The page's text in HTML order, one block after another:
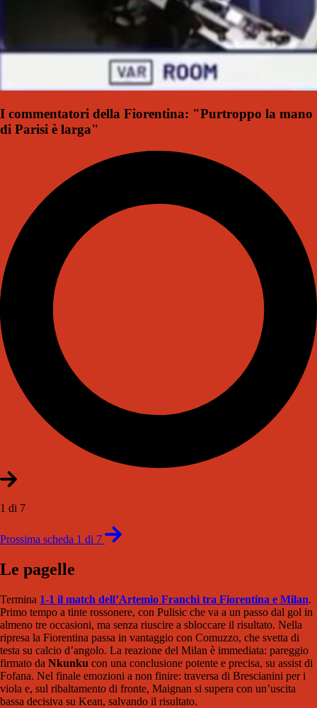
I commentatori della Fiorentina: "Purtroppo la mano
di Parisi è larga"
1 di 7
Prossima scheda 1 di 7
Le pagelle
Termina 1-1 il match dell’Artemio Franchi tra Fiorentina e Milan.
Primo tempo a tinte rossonere, con Pulisic che va a un passo dal gol in
almeno tre occasioni, ma senza riuscire a sbloccare il risultato. Nella
ripresa la Fiorentina passa in vantaggio con Comuzzo, che svetta di
testa su calcio d’angolo. La reazione del Milan è immediata: pareggio
firmato da Nkunku con una conclusione potente e precisa, su assist di
Fofana. Nel finale emozioni a non finire: traversa di Brescianini per i
viola e, sul ribaltamento di fronte, Maignan si supera con un’uscita
bassa decisiva su Kean, salvando il risultato.